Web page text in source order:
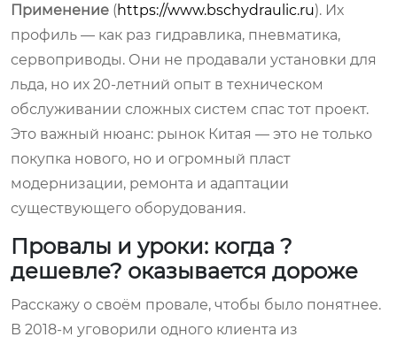
Применение (https://www.bschydraulic.ru). Их
профиль — как раз гидравлика, пневматика,
сервоприводы. Они не продавали установки для
льда, но их 20-летний опыт в техническом
обслуживании сложных систем спас тот проект.
Это важный нюанс: рынок Китая — это не только
покупка нового, но и огромный пласт
модернизации, ремонта и адаптации
существующего оборудования.
Провалы и уроки: когда ?
дешевле? оказывается дороже
Расскажу о своём провале, чтобы было понятнее.
В 2018-м уговорили одного клиента из